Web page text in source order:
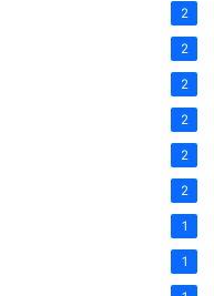
2
2
2
2
2
2
1
1